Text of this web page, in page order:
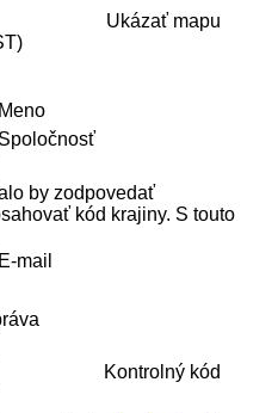
Ukázať mapu
Meno
Spoločnosť
by zodpovedať
kód krajiny. S touto
E-mail
Kontrolný kód